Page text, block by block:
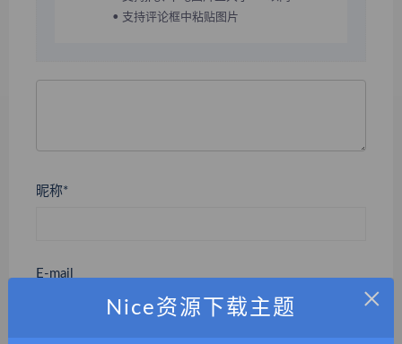
• 支持评论框中粘贴图片
昵称*
E-mail
×
Nice资源下载主题